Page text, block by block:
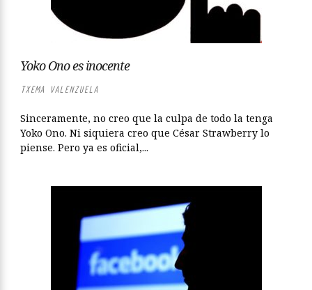
Yoko Ono es inocente
TXEMA VALENZUELA
Sinceramente, no creo que la culpa de todo la tenga
Yoko Ono. Ni siquiera creo que César Strawberry lo
piense. Pero ya es oficial,...